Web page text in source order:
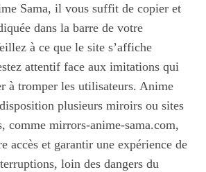
Sama, il vous suffit de copier et
dans la barre de votre
à ce que le site s’affiche
attentif face aux imitations qui
à tromper les utilisateurs. Anime
plusieurs miroirs ou sites
comme mirrors-anime-sama.com,
accès et garantir une expérience de
loin des dangers du